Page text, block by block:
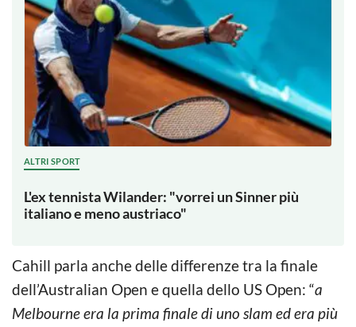
ALTRI SPORT
L'ex tennista Wilander: "vorrei un Sinner più
italiano e meno austriaco"
Cahill parla anche delle differenze tra la finale
dell’Australian Open e quella dello US Open: “a
Melbourne era la prima finale di uno slam ed era più